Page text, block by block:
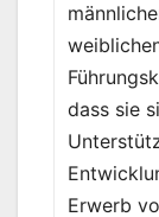
dass sie
Erwerb